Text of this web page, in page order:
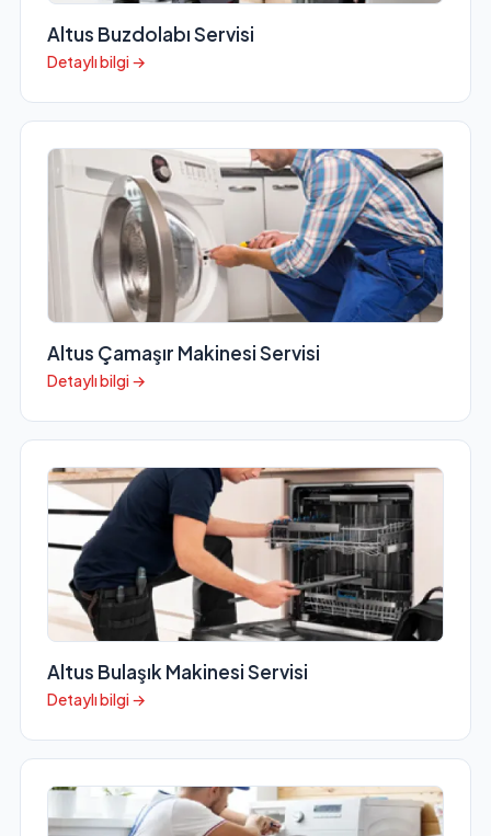
Altus Buzdolabı Servisi
Detaylı bilgi →
Altus Çamaşır Makinesi Servisi
Detaylı bilgi →
Altus Bulaşık Makinesi Servisi
Detaylı bilgi →